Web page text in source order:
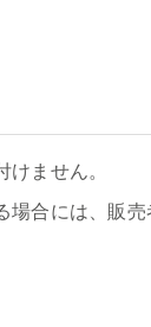
ません。
合には、販